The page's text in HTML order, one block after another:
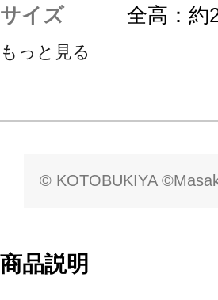
サイズ
全高：約
もっと見る
© KOTOBUKIYA
商品説明